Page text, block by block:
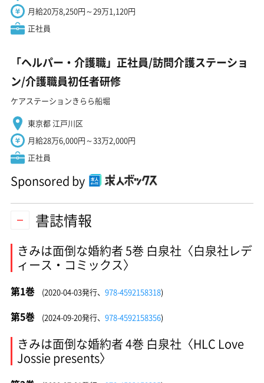
月給20万8,250円～29万1,120円
正社員
「ヘルパー・介護職」正社員/訪問介護ステーショ
ン/介護職員初任者研修
ケアステーションきらら船堀
東京都 江戸川区
月給28万6,000円～33万2,000円
正社員
Sponsored by
書誌情報
きみは面倒な婚約者 5巻 白泉社〈白泉社レデ
ィース・コミックス〉
第1巻 (2020-04-03発行、 978-4592158318)
第5巻 (2024-09-20発行、 978-4592158356)
きみは面倒な婚約者 4巻 白泉社〈HLC Love
Jossie presents〉